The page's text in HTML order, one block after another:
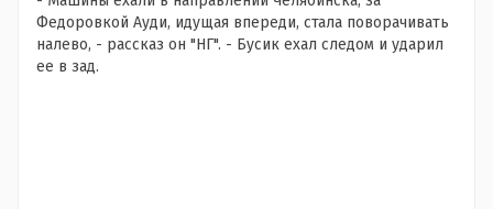
Федоровкой Ауди, идущая впереди, стала поворачивать
налево, - рассказ он "НГ". - Бусик ехал следом и ударил
ее в зад.